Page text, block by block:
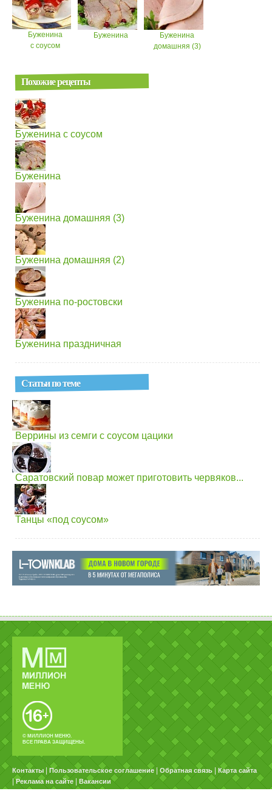
Буженина
с соусом
Буженина
Буженина
домашняя (3)
Похожие рецепты
Буженина с соусом
Буженина
Буженина домашняя (3)
Буженина домашняя (2)
Буженина по-ростовски
Буженина праздничная
Статьи по теме
Веррины из семги с соусом цацики
Саратовский повар может приготовить червяков...
Танцы «под соусом»
© МИЛЛИОН МЕНЮ.
ВСЕ ПРАВА ЗАЩИЩЕНЫ.
Контакты Пользовательское соглашение Обратная связь Карта сайта
|Реклама на сайте Вакансии